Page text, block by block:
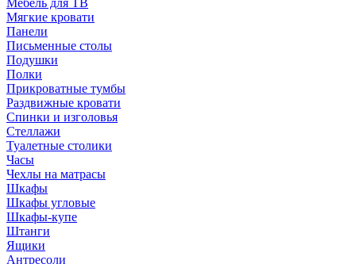
Мягкие кровати
Панели
Письменные столы
Подушки
Полки
Прикроватные тумбы
Раздвижные кровати
Спинки и изголовья
Стеллажи
Туалетные столики
Часы
Чехлы на матрасы
Шкафы
Шкафы угловые
Шкафы-купе
Штанги
Ящики
Антресоли